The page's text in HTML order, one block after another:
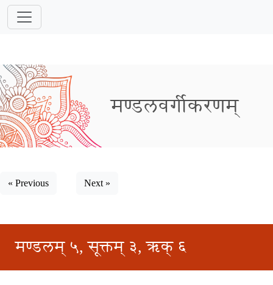
मण्डलवर्गीकरणम्
« Previous Next »
मण्डलम् ५, सूक्तम् ३, ऋक् ६